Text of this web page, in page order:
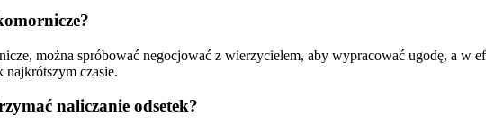
można spróbować negocjować z wierzycielem, aby wypracować ugodę, a w
najkrótszym czasie.
naliczanie odsetek?